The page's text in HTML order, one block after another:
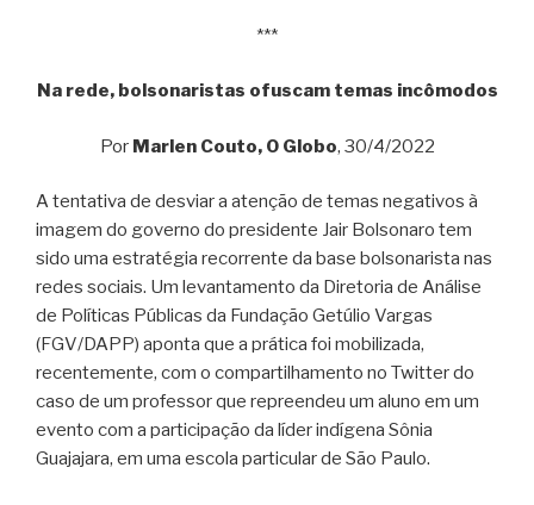
***
Na rede, bolsonaristas ofuscam temas incômodos
Por Marlen Couto, O Globo, 30/4/2022
A tentativa de desviar a atenção de temas negativos à
imagem do governo do presidente Jair Bolsonaro tem
sido uma estratégia recorrente da base bolsonarista nas
redes sociais. Um levantamento da Diretoria de Análise
de Políticas Públicas da Fundação Getúlio Vargas
(FGV/DAPP) aponta que a prática foi mobilizada,
recentemente, com o compartilhamento no Twitter do
caso de um professor que repreendeu um aluno em um
evento com a participação da líder indígena Sônia
Guajajara, em uma escola particular de São Paulo.